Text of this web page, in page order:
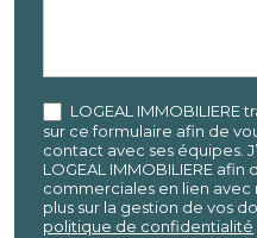
LOGEAL
sur ce formulaire afin de
contact avec ses équipes.
LOGEAL IMMOBILIERE
commerciales en lien avec
plus sur la gestion de vos
politique de confidentialité